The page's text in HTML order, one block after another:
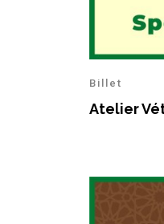
Billet
Atelier